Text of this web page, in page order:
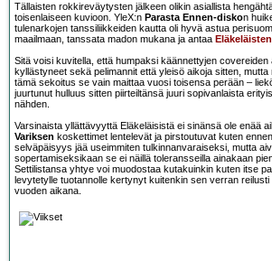
Tällaisten rokkireväytysten jälkeen olikin asiallista
toisenlaiseen kuvioon. YleX:n Parasta Ennen-diskon
tulenarkojen tanssiliikkeiden kautta oli hyvä astua
maailmaan, tanssata madon mukana ja antaa Eläkeläisten
Sitä voisi kuvitella, että humpaksi käännettyjen covereiden
kyllästyneet sekä pelimannit että yleisö aikoja sitten, mutta
tämä sekoitus se vain maittaa vuosi toisensa perään –
juurtunut hulluus sitten piirteiltänsä juuri sopivanlaista
nähden.
Varsinaista yllättävyyttä Eläkeläisistä ei sinänsä ole enää
Variksen koskettimet lentelevät ja pirstoutuvat kuten
selväpäisyys jää useimmiten tulkinnanvaraiseksi, mutta
sopertamiseksikaan se ei näillä toleransseilla ainakaan
Settilistansa yhtye voi muodostaa kutakuinkin kuten itse
levytetylle tuotannolle kertynyt kuitenkin sen verran
vuoden aikana.